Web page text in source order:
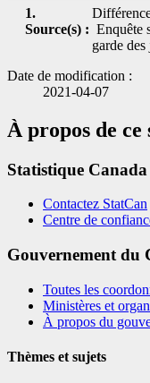
1.
Source(s) : Enquête
garde
Date de modification :
2021-04-07
À propos de ce
Statistique Canada
Contactez StatCan
Centre de
Gouvernement du
Toutes les
Ministères et
À propos du
Thèmes et sujets